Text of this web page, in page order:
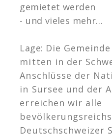
gemietet werden
- und vieles mehr…
Lage: Die
mitten in der
Anschlüsse der
in Sursee und der
erreichen wir alle
Deutschschweizer